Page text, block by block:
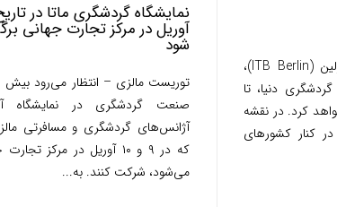
آوریل در مرکز تجارت جهانی
شود
صنعت گردشگری در نمایشگاه
که در ۹ و ۱۰ آوریل در مرکز
می‌شود، شرکت کنند. به...
توریست مالزی – آی‌‌تی‌بی برلین (ITB Berlin)،
دنیا، تا
خواهد کرد. در نقشه
در کنار کشورهای